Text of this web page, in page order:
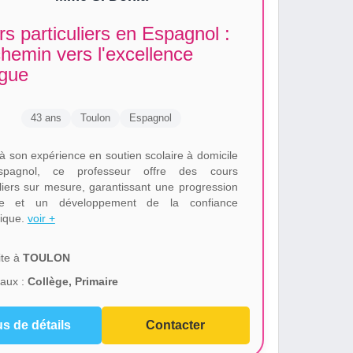
particuliers en Espagnol :
vers l'excellence
43 ans Toulon Espagnol
son expérience en soutien scolaire à domicile
ce professeur offre des cours
sur mesure, garantissant une progression
et un développement de la confiance
voir +
à TOULON
: Collège, Primaire
de détails Contacter